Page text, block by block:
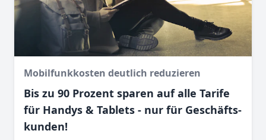
Mobilfunkkosten deutlich reduzieren
Bis zu 90 Prozent sparen auf alle Tarife
für Handys & Tablets - nur für Geschäfts­
kunden!